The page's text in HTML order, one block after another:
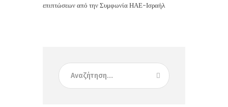
επιπτώσεων από την Συμφωνία ΗΑΕ-Ισραήλ